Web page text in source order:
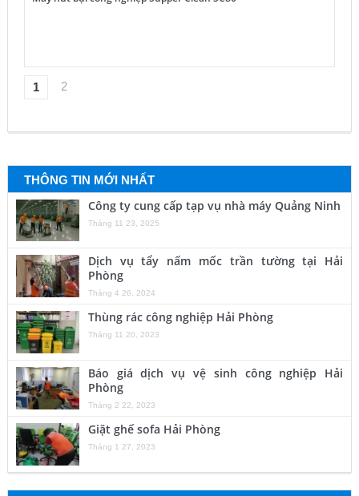
1 2
THÔNG TIN MỚI NHẤT
Công ty cung cấp tạp vụ nhà máy Quảng Ninh
Tháng 11 23, 2025
Dịch vụ tẩy nấm mốc trần tường tại Hải
Phòng
Tháng 4 26, 2024
Thùng rác công nghiệp Hải Phòng
Tháng 11 20, 2023
Báo giá dịch vụ vệ sinh công nghiệp Hải
Phòng
Tháng 2 22, 2023
Giặt ghế sofa Hải Phòng
Tháng 1 27, 2023